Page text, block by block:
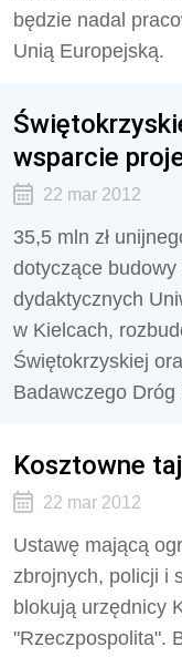
będzie nadal
Unią Europejską.
wsparcie
22 mar 2012
35,5 mln zł
dotyczące
dydaktycznych
w Kielcach,
Świętokrzyskiej
Badawczego Dróg
Kosztowne
22 mar 2012
Ustawę mającą
zbrojnych, policji i
blokują urzędnicy
"Rzeczpospolita".